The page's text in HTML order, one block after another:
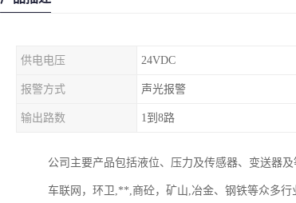
供电电压 24VDC
报警方式 声光报警
输出路数 1到8路
公司主要产品包括液位、压力及传感器、变送器
车联网，环卫,**,商砼，矿山,冶金、钢铁等众多行